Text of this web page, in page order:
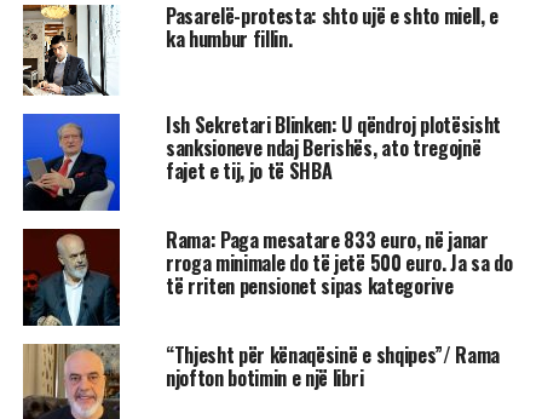
Pasarelë-protesta: shto ujë e shto miell, e
ka humbur fillin.
Ish Sekretari Blinken: U qëndroj plotësisht
sanksioneve ndaj Berishës, ato tregojnë
fajet e tij, jo të SHBA
Rama: Paga mesatare 833 euro, në janar
rroga minimale do të jetë 500 euro. Ja sa do
të rriten pensionet sipas kategorive
“Thjesht për kënaqësinë e shqipes”/ Rama
njofton botimin e një libri